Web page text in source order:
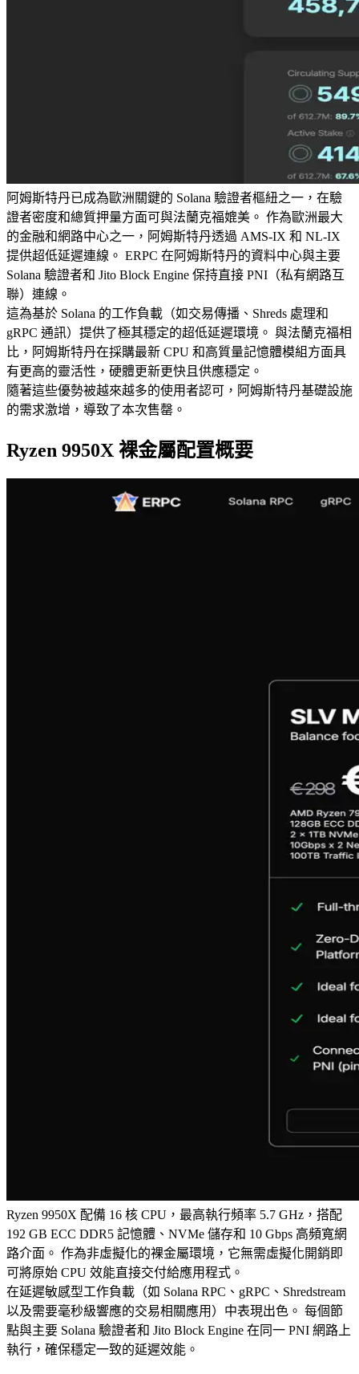
阿姆斯特丹已成為歐洲關鍵的 Solana 驗證者樞紐之一，在驗
證者密度和總質押量方面可與法蘭克福媲美。 作為歐洲最大
的金融和網路中心之一，阿姆斯特丹透過 AMS-IX 和 NL-IX
提供超低延遲連線。 ERPC 在阿姆斯特丹的資料中心與主要
Solana 驗證者和 Jito Block Engine 保持直接 PNI（私有網路互
聯）連線。
這為基於 Solana 的工作負載（如交易傳播、Shreds 處理和
gRPC 通訊）提供了極其穩定的超低延遲環境。 與法蘭克福相
比，阿姆斯特丹在採購最新 CPU 和高質量記憶體模組方面具
有更高的靈活性，硬體更新更快且供應穩定。
隨著這些優勢被越來越多的使用者認可，阿姆斯特丹基礎設施
的需求激增，導致了本次售罄。
Ryzen 9950X 裸金屬配置概要
Ryzen 9950X 配備 16 核 CPU，最高執行頻率 5.7 GHz，搭配
192 GB ECC DDR5 記憶體、NVMe 儲存和 10 Gbps 高頻寬網
路介面。 作為非虛擬化的裸金屬環境，它無需虛擬化開銷即
可將原始 CPU 效能直接交付給應用程式。
在延遲敏感型工作負載（如 Solana RPC、gRPC、Shredstream
以及需要毫秒級響應的交易相關應用）中表現出色。 每個節
點與主要 Solana 驗證者和 Jito Block Engine 在同一 PNI 網路上
執行，確保穩定一致的延遲效能。